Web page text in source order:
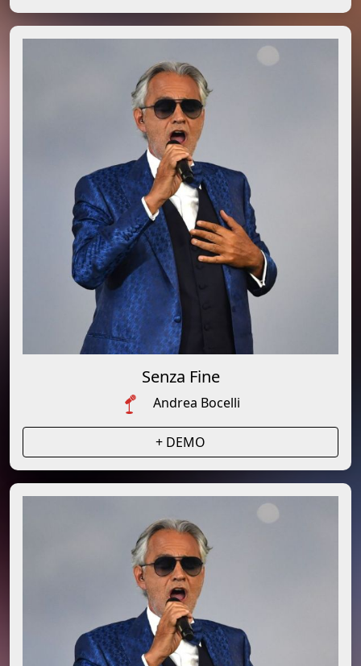
Senza Fine
Andrea Bocelli
+ DEMO